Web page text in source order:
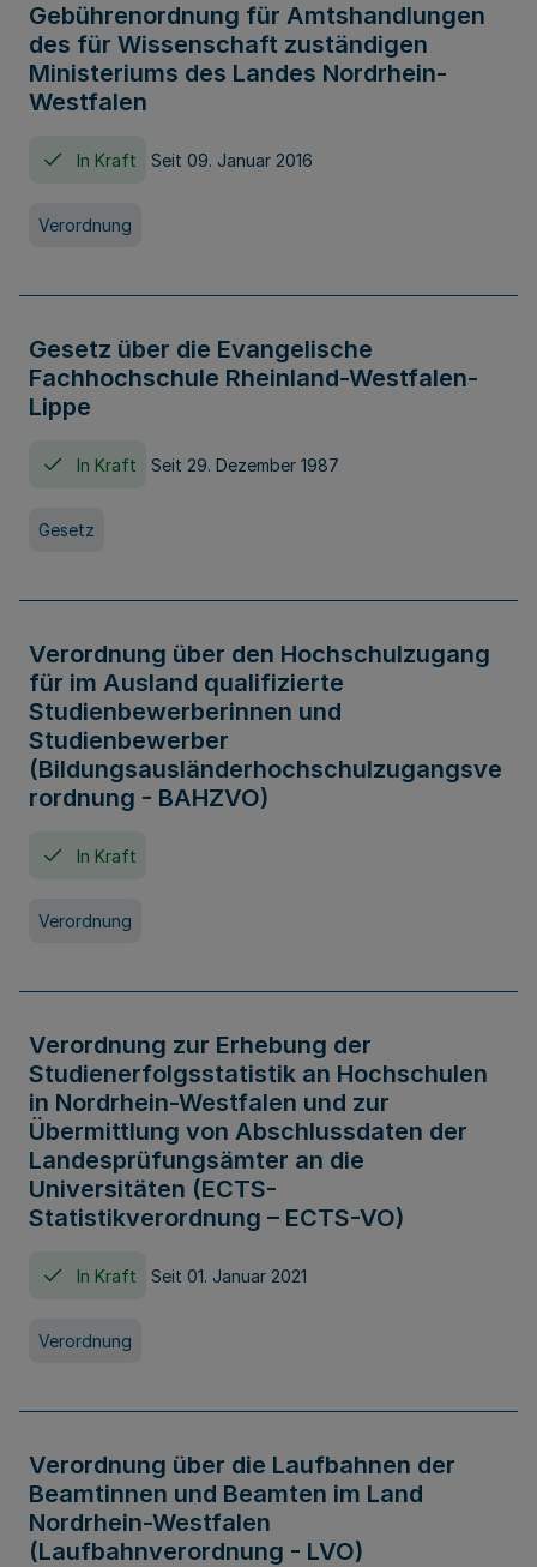
Gebührenordnung für Amtshandlungen
des für Wissenschaft zuständigen
Ministeriums des Landes Nordrhein-
Westfalen
In Kraft Seit 09. Januar 2016
Verordnung
Gesetz über die Evangelische
Fachhochschule Rheinland-Westfalen-
Lippe
In Kraft Seit 29. Dezember 1987
Gesetz
Verordnung über den Hochschulzugang
für im Ausland qualifizierte
Studienbewerberinnen und
Studienbewerber
(Bildungsausländerhochschulzugangsve
rordnung - BAHZVO)
In Kraft
Verordnung
Verordnung zur Erhebung der
Studienerfolgsstatistik an Hochschulen
in Nordrhein-Westfalen und zur
Übermittlung von Abschlussdaten der
Landesprüfungsämter an die
Universitäten (ECTS-
Statistikverordnung – ECTS-VO)
In Kraft Seit 01. Januar 2021
Verordnung
Verordnung über die Laufbahnen der
Beamtinnen und Beamten im Land
Nordrhein-Westfalen
(Laufbahnverordnung - LVO)